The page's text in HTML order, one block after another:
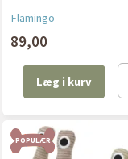
Flamingo
89,00
Læg i kurv
POPULÆR